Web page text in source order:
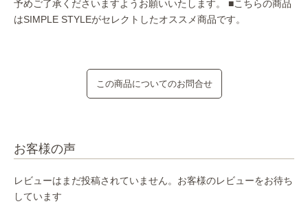
予めご了承くださいますようお願いいたします。 ■こちらの商品
はSIMPLE STYLEがセレクトしたオススメ商品です。
この商品についてのお問合せ
お客様の声
レビューはまだ投稿されていません。お客様のレビューをお待ち
しています